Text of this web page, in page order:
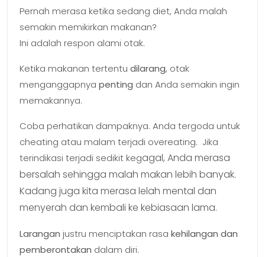
Pernah merasa ketika sedang diet, Anda malah
semakin memikirkan makanan?
Ini adalah respon alami otak.
Ketika makanan tertentu dilarang, otak
menganggapnya penting dan Anda semakin ingin
memakannya.
Coba perhatikan dampaknya. Anda tergoda untuk
cheating atau malam terjadi overeating. Jika
terindikasi terjadi sedikit kegagal, Anda merasa
bersalah sehingga malah makan lebih banyak.
Kadang juga kita merasa lelah mental dan
menyerah dan kembali ke kebiasaan lama.
Larangan justru menciptakan rasa kehilangan dan
pemberontakan dalam diri.